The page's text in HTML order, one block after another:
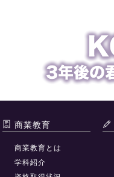
商業教育
商業教育とは
学科紹介